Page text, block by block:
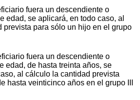
fuera un descendiente o
edad, se aplicará, en todo caso, al
prevista para sólo un hijo en el grupo
fuera un descendiente o
edad, de hasta treinta años, se
al cálculo la cantidad prevista
hasta veinticinco años en el grupo III